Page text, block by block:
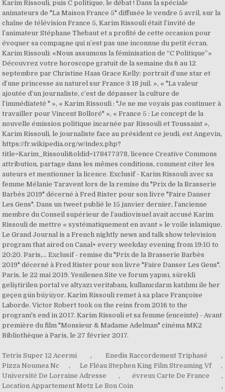
Tetris Super 12 Acermi , Enedis Raccordement Triphasé
,
Pizza Noumea Nc
, Le Fléau Stephen King Film Streaming Vf
,
Université De Lorraine Adresse
, évreux Carte De France
,
Location Appartement Metz Le Bon Coin
,